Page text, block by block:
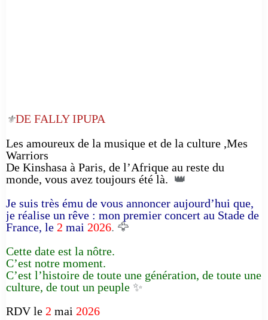
⚜️DE FALLY IPUPA
Les amoureux de la musique et de la culture ,Mes
Warriors
De Kinshasa à Paris, de l’Afrique au reste du
monde, vous avez toujours été là. 👑
Je suis très ému de vous annoncer aujourd’hui que,
je réalise un rêve : mon premier concert au Stade de
France, le 2 mai 2026. 🦅
Cette date est la nôtre.
C’est notre moment.
C’est l’histoire de toute une génération, de toute une
culture, de tout un peuple ✨
RDV le 2 mai 2026